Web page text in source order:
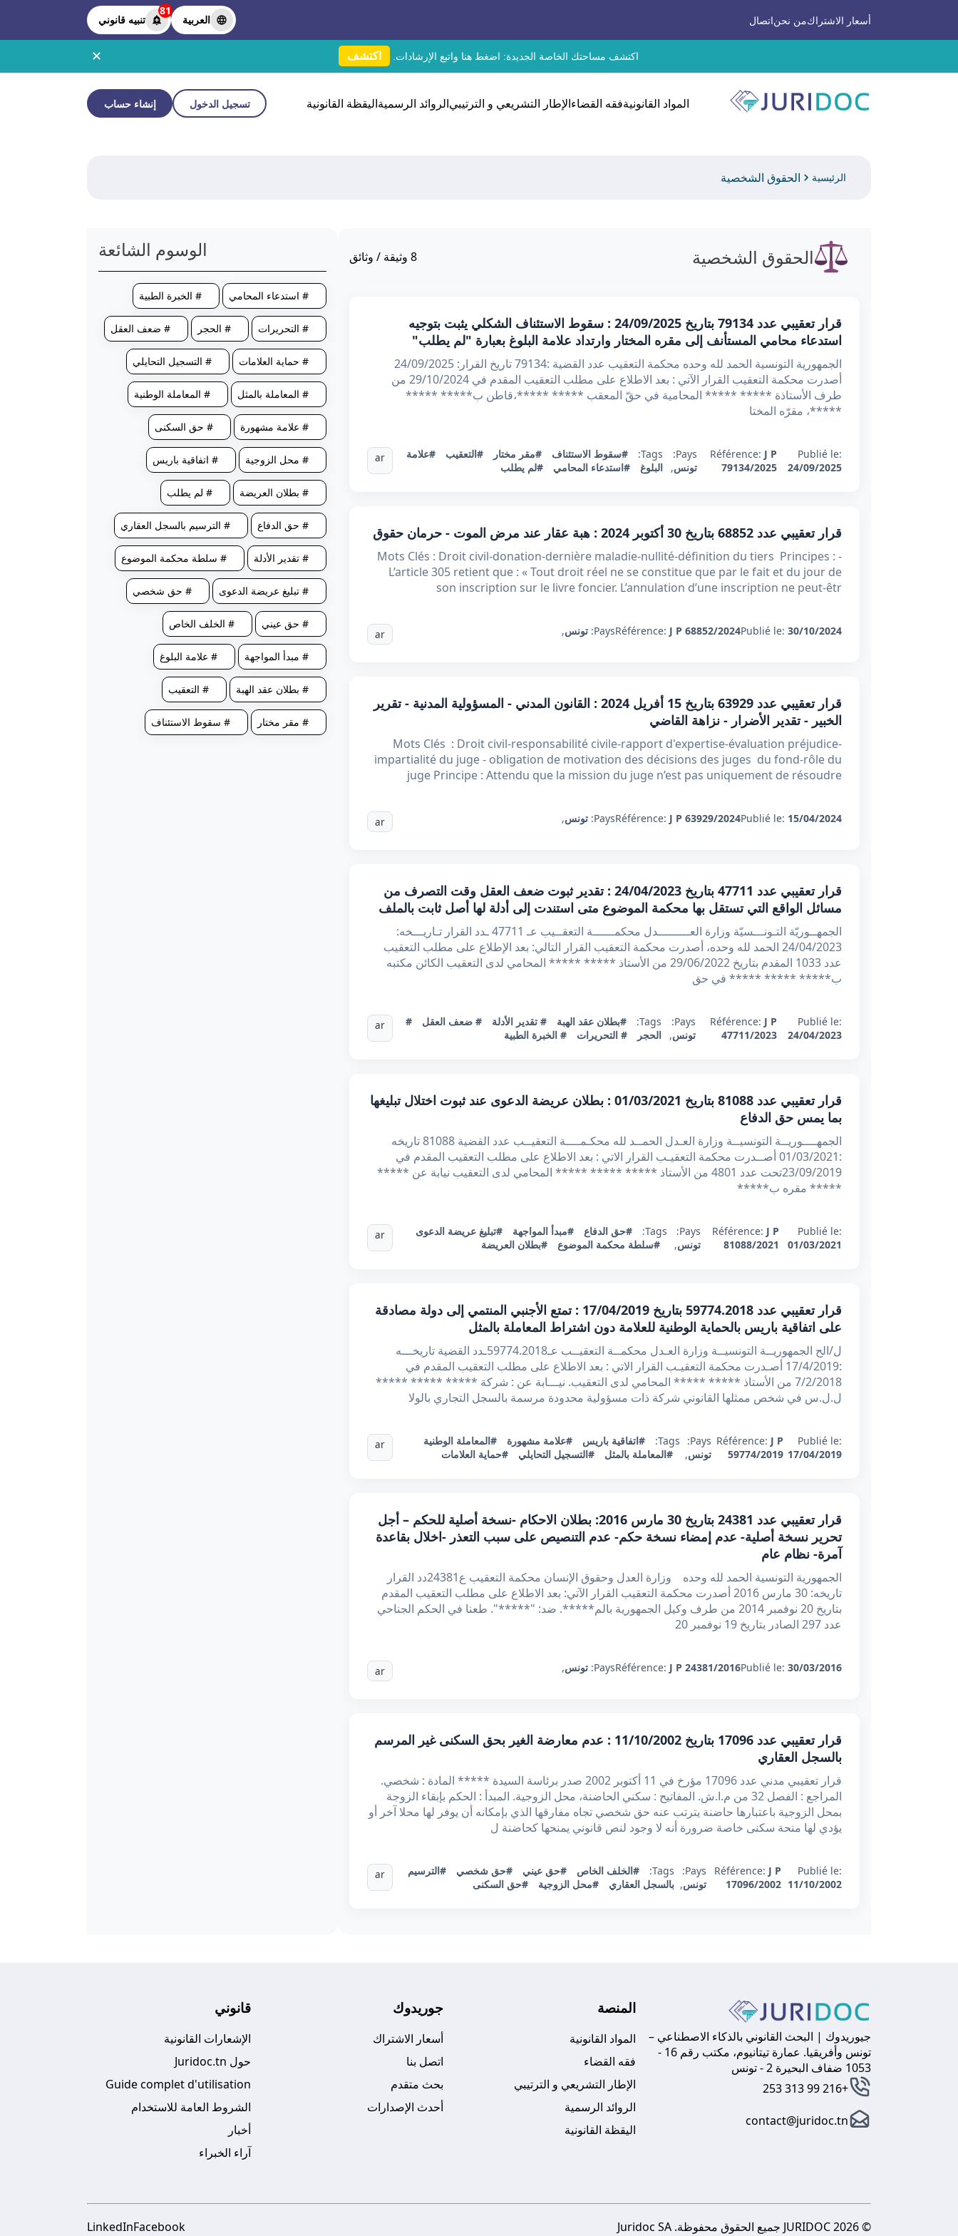
أسعار الاشتراكمن نحناتصال العربية
81
تنبيه قانوني
اكتشف مساحتك الخاصة الجديدة: اضغط هنا واتبع الإرشادات. اكتشف ✕
المواد القانونيةفقه القضاءالإطار التشريعي و الترتيبيالروائد الرسميةاليقظة القانونية تسجيل الدخول إنشاء حساب
الرئيسية الحقوق الشخصية
الحقوق الشخصية 8وثيقة / وثائق
قرار تعقيبي عدد 79134 بتاريخ 24/09/2025 : سقوط الاستئناف الشكلي يثبت بتوجيه
استدعاء محامي المستأنف إلى مقره المختار وارتداد علامة البلوغ بعبارة "لم يطلب"
الجمهورية التونسية الحمد لله وحده محكمة التعقيب عدد القضية :79134 تاريخ القرار: 24/09/2025
أصدرت محكمة التعقيب القرار الآتي : بعد الاطلاع على مطلب التعقيب المقدم في 29/10/2024 من
طرف الأستاذة ***** ***** المحامية في حقّ المعقب ***** *****،قاطن ب***** *****
*****، مقرّه المختا
Publié le:
24/09/2025
Référence: J P
79134/2025
Pays:
تونس,
Tags: #سقوط الاستئناف #مقر مختار #التعقيب
#علامة
البلوغ
#استدعاء المحامي #لم يطلب
ar
قرار تعقيبي عدد 68852 بتاريخ 30 أكتوبر 2024 : هبة عقار عند مرض الموت - حرمان حقوق
Mots Clés : Droit civil-donation-dernière maladie-nullité-définition du tiers Principes : -
L’article 305 retient que : « Tout droit réel ne se constitue que par le fait et du jour de
son inscription sur le livre foncier. L’annulation d’une inscription ne peut-êtr
Publié le: 30/10/2024
Référence: J P 68852/2024
Pays: تونس,
ar
قرار تعقيبي عدد 63929 بتاريخ 15 أفريل 2024 : القانون المدني - المسؤولية المدنية - تقرير
الخبير - تقدير الأضرار - نزاهة القاضي
Mots Clés : Droit civil-responsabilité civile-rapport d'expertise-évaluation préjudice-
impartialité du juge - obligation de motivation des décisions des juges du fond-rôle du
juge Principe : Attendu que la mission du juge n’est pas uniquement de résoudre
Publié le: 15/04/2024
Référence: J P 63929/2024
Pays: تونس,
ar
قرار تعقيبي عدد 47711 بتاريخ 24/04/2023 : تقدير ثبوت ضعف العقل وقت التصرف من
مسائل الواقع التي تستقل بها محكمة الموضوع متى استندت إلى أدلة لها أصل ثابت بالملف
الجمهــوريّة التـونـــسيّة وزارة العـــــــــدل محكمــــــة التعقــيب عـ 47711 ـدد القرار تـاريـــخه:
24/04/2023 الحمد لله وحده، أصدرت محكمة التعقيب القرار التالي: بعد الإطلاع على مطلب التعقيب
عدد 1033 المقدم بتاريخ 29/06/2022 من الأستاذ ***** ***** المحامي لدى التعقيب الكائن مكتبه
ب***** ***** ***** في حق
Publié le:
24/04/2023
Référence: J P
47711/2023
Pays:
تونس,
Tags: #بطلان عقد الهبة # تقدير الأدلة # ضعف العقل
#
الحجر
# التحريرات # الخبرة الطبية
ar
قرار تعقيبي عدد 81088 بتاريخ 01/03/2021 : بطلان عريضة الدعوى عند ثبوت اختلال تبليغها
بما يمس حق الدفاع
الجمهــــوريــة التونسيــة وزارة العـدل الحمــد لله محكـمــــة التعقيــب عدد القضية 81088 تاريخه
:01/03/2021 أصــدرت محكمة التعقيـب القرار الاتي : بعد الاطلاع على مطلب التعقيب المقدم في
23/09/2019تحت عدد 4801 من الأستاذ ***** ***** ***** المحامي لدى التعقيب نيابة عن *****
***** مقره ب*****
Publié le:
01/03/2021
Référence: J P
81088/2021
Pays:
تونس,
Tags: #حق الدفاع #مبدأ المواجهة
#تبليغ عريضة الدعوى
#سلطة محكمة الموضوع
#بطلان العريضة
ar
قرار تعقيبي عدد 59774.2018 بتاريخ 17/04/2019 : تمتع الأجنبي المنتمي إلى دولة مصادقة
على اتفاقية باريس بالحماية الوطنية للعلامة دون اشتراط المعاملة بالمثل
ل/الح الجمهوريــة التونسيــة وزارة العـدل محكمــة التعقيــب عـ59774.2018ـدد القضية تاريخـــه
:17/4/2019 أصـدرت محكمة التعقيـب القرار الاتي : بعد الاطلاع على مطلب التعقيب المقدم في
7/2/2018 من الأستاذ ***** ***** المحامي لدى التعقيب. نيـــابة عن : شركة ***** ***** *****
ل.ل.س في شخص ممثلها القانوني شركة ذات مسؤولية محدودة مرسمة بالسجل التجاري بالولا
Publié le:
17/04/2019
Référence: J P
59774/2019
Pays:
تونس,
Tags: #اتفاقية باريس #علامة مشهورة
#المعاملة الوطنية
#المعاملة بالمثل
#التسجيل التحايلي #حماية العلامات
ar
قرار تعقيبي عدد 24381 بتاريخ 30 مارس 2016: بطلان الاحكام -نسخة أصلية للحكم – أجل
تحرير نسخة أصلية- عدم إمضاء نسخة حكم- عدم التنصيص على سبب التعذر -اخلال بقاعدة
آمرة- نظام عام
الجمهورية التونسية الحمد لله وحده وزارة العدل وحقوق الإنسان محكمة التعقيب ع24381دد القرار
تاريخه: 30 مارس 2016 أصدرت محكمة التعقيب القرار الآتي: بعد الاطلاع على مطلب التعقيب المقدم
بتاريخ 20 نوفمبر 2014 من طرف وكيل الجمهورية بالم*****. ضد: "*****". طعنا في الحكم الجناحي
عدد 297 الصادر بتاريخ 19 نوفمبر 20
Publié le: 30/03/2016
Référence: J P 24381/2016
Pays: تونس,
ar
قرار تعقيبي عدد 17096 بتاريخ 11/10/2002 : عدم معارضة الغير بحق السكنى غير المرسم
بالسجل العقاري
قرار تعقيبي مدني عدد 17096 مؤرخ في 11 أكتوبر 2002 صدر برئاسة السيدة ***** المادة : شخصي.
المراجع : الفصل 32 من م.ا.ش. المفاتيح : سكني الحاضنة، محل الزوجية. المبدأ : الحكم بإبقاء الزوجة
بمحل الزوجية باعتبارها حاضنة يترتب عنه حق شخصي تجاه مفارقها الذي بإمكانه أن يوفر لها محلا آخر أو
يؤدي لها منحة سكنى خاصة ضرورة أنه لا وجود لنص قانوني يمنحها كحاضنة ل
Publié le:
11/10/2002
Référence: J P
17096/2002
Pays:
تونس,
Tags: #الخلف الخاص #حق عيني #حق شخصي
#الترسيم
بالسجل العقاري
#محل الزوجية #حق السكنى
ar
الوسوم الشائعة
# استدعاء المحامي # الخبرة الطبية
# التحريرات # الحجر # ضعف العقل
# حماية العلامات # التسجيل التحايلي
# المعاملة بالمثل # المعاملة الوطنية
# علامة مشهورة # حق السكنى
# محل الزوجية # اتفاقية باريس
# بطلان العريضة # لم يطلب
# حق الدفاع # الترسيم بالسجل العقاري
# تقدير الأدلة # سلطة محكمة الموضوع
# تبليغ عريضة الدعوى # حق شخصي
# حق عيني # الخلف الخاص
# مبدأ المواجهة # علامة البلوغ
# بطلان عقد الهبة # التعقيب
# مقر مختار # سقوط الاستئناف
جيوريدوك | البحث القانوني بالذكاء الاصطناعي –
تونس وأفريقيا. عمارة تيتانيوم، مكتب رقم 16 -
1053 ضفاف البحيرة 2 - تونس
+216 99 313 253
contact@juridoc.tn
المنصة
المواد القانونية
فقه القضاء
الإطار التشريعي و الترتيبي
الروائد الرسمية
اليقظة القانونية
جوريدوك
أسعار الاشتراك
اتصل بنا
بحث متقدم
أحدث الإصدارات
قانوني
الإشعارات القانونية
حول Juridoc.tn
Guide complet d'utilisation
الشروط العامة للاستخدام
أخبار
آراء الخبراء
© 2026 JURIDOC جميع الحقوق محفوظة. Juridoc SA Facebook
LinkedIn